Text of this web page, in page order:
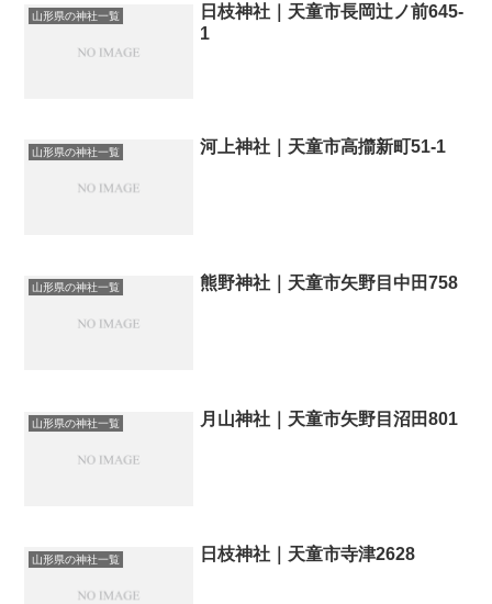
山形県の神社一覧
日枝神社｜天童市長岡辻ノ前645-
1
山形県の神社一覧 河上神社｜天童市高擶新町51-1
山形県の神社一覧 熊野神社｜天童市矢野目中田758
山形県の神社一覧 月山神社｜天童市矢野目沼田801
山形県の神社一覧 日枝神社｜天童市寺津2628